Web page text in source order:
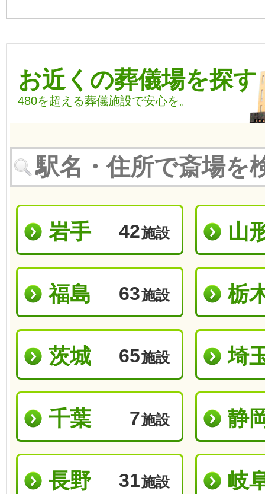
お近くの葬儀場を探す
480を超える葬儀施設で安心を。
岩手 42施設 山
福島 63施設 栃
茨城 65施設 埼
千葉 7施設 静
長野 31施設 岐